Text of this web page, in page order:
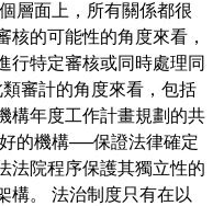
層面上，所有關係都很
核的可能性的角度來看，
行特定審核或同時處理同
審計的角度來看，包括
構年度工作計畫規劃的共
的機構──保證法律確定
法院程序保護其獨立性的
構。 法治制度只有在以